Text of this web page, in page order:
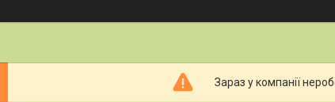
Зараз у компанії